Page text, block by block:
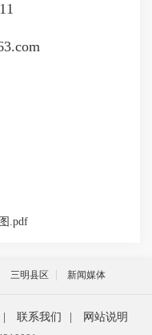
.pdf
三明县区 新闻媒体
联系我们
网站说明